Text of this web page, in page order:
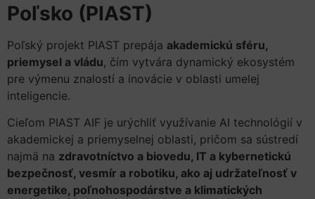
Poľsko (PIAST)
Poľský projekt PIAST prepája akademickú sféru,
priemysel a vládu, čím vytvára dynamický ekosystém
pre výmenu znalostí a inovácie v oblasti umelej
inteligencie.
Cieľom PIAST AIF je urýchliť využívanie AI technológií v
akademickej a priemyselnej oblasti, pričom sa sústredí
najmä na zdravotníctvo a biovedu, IT a kybernetickú
bezpečnosť, vesmír a robotiku, ako aj udržateľnosť v
energetike, poľnohospodárstve a klimatických